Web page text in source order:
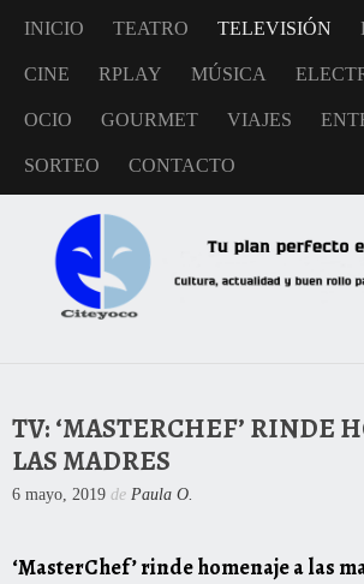
INICIO TEATRO TELEVISIÓN
CINE RPLAY MÚSICA
OCIO GOURMET VIAJES
SORTEO CONTACTO
TV: ‘MASTERCHEF’ RINDE
LAS MADRES
6 mayo, 2019 de Paula O.
‘MasterChef’ rinde homenaje a las